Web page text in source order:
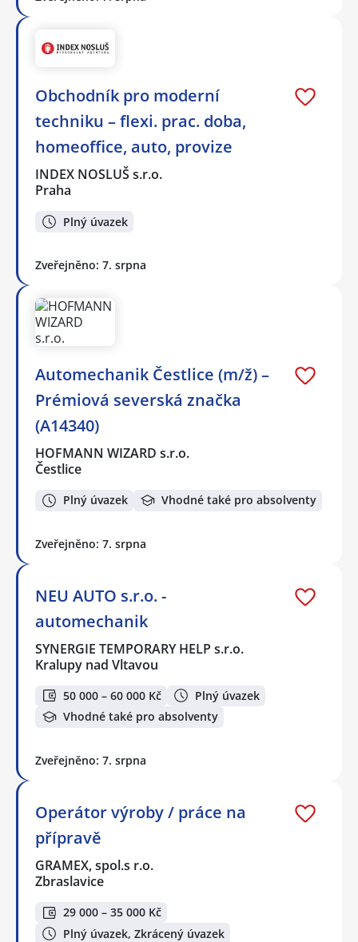
Obchodník pro moderní
techniku – flexi. prac. doba,
homeoffice, auto, provize
INDEX NOSLUŠ s.r.o.
Praha
Plný úvazek
Zveřejněno: 7. srpna
Automechanik Čestlice (m/ž) –
Prémiová severská značka
(A14340)
HOFMANN WIZARD s.r.o.
Čestlice
Plný úvazek Vhodné také pro absolventy
Zveřejněno: 7. srpna
NEU AUTO s.r.o. -
automechanik
SYNERGIE TEMPORARY HELP s.r.o.
Kralupy nad Vltavou
50 000 – 60 000 Kč
Plný úvazek
Vhodné také pro absolventy
Zveřejněno: 7. srpna
Operátor výroby / práce na
přípravě
GRAMEX, spol.s r.o.
Zbraslavice
29 000 – 35 000 Kč
Plný úvazek, Zkrácený úvazek